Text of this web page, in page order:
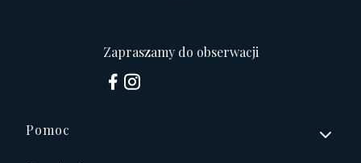
Zapraszamy do obserwacji
Linki w stopce
Pomoc